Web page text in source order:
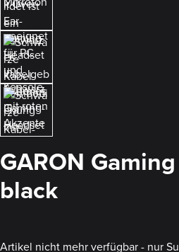
GARON
black
Artikel nicht mehr verfügbar - nur